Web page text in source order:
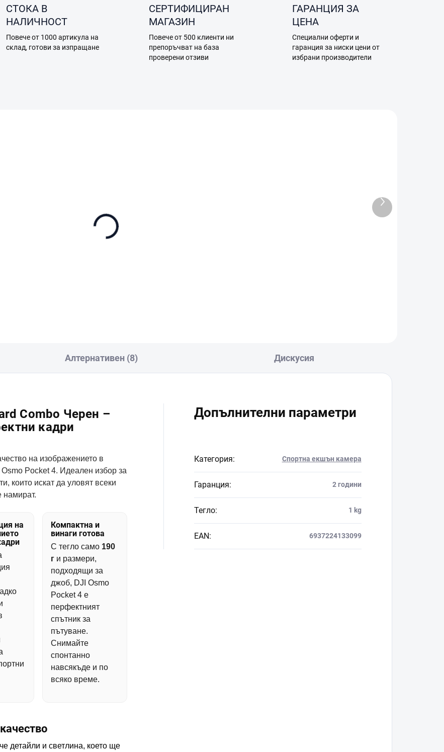
СТОКА В
НАЛИЧНОСТ
Повече от 1000 артикула на
склад, готови за изпращане
СЕРТИФИЦИРАН
МАГАЗИН
Повече от 500 клиенти ни
препоръчват на база
проверени отзиви
ГАРАНЦИЯ ЗА
ЦЕНА
Специални оферти и
гаранция за ниски цени от
избрани производители
В НАЛИЧНОСТ (ВЪНШЕН СКЛАД)
Следващ
продукт
Алтернативен (8) Дискусия
Combo Черен –
кадри
на изображението в
Pocket 4. Идеален избор за
които искат да уловят всеки
намират.
на
Компактна и
винаги готова
С тегло само 190
г и размери,
подходящи за
джоб, DJI Osmo
Pocket 4 е
перфектният
спътник за
пътуване.
Снимайте
спонтанно
навсякъде и по
всяко време.
детайли и светлина, което ще
Допълнителни параметри
Категория: Спортна екшън камера
Гаранция: 2 години
Тегло: 1 kg
EAN: 6937224133099